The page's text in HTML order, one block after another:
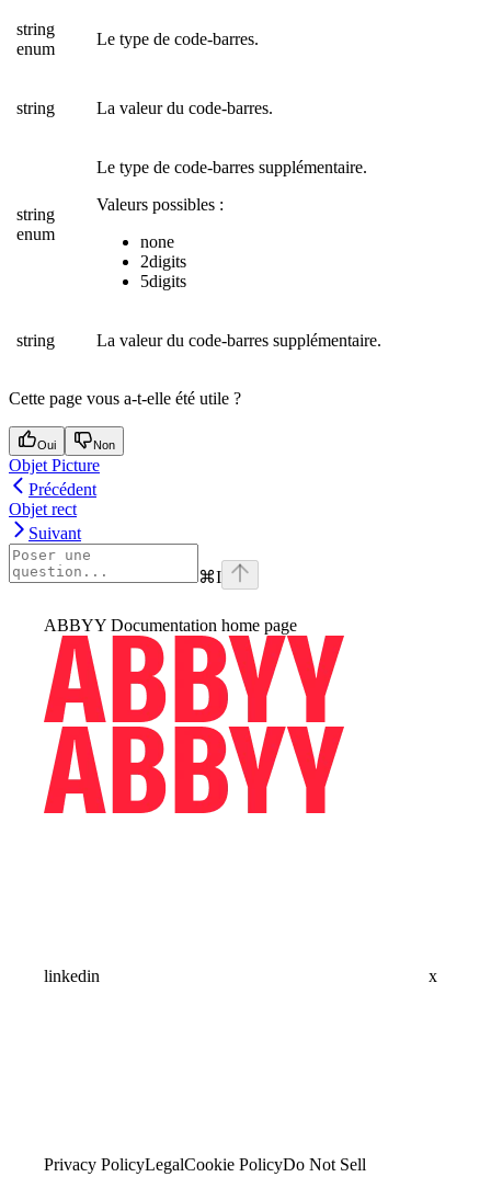
string
enum
Le type de code-barres.
string La valeur du code-barres.
string
enum
Le type de code-barres supplémentaire.
Valeurs possibles :
none
2digits
5digits
string La valeur du code-barres supplémentaire.
Cette page vous a-t-elle été utile ?
Oui Non
Objet Picture
Précédent
Objet rect
Suivant
⌘I
ABBYY Documentation home page
linkedin x
Privacy PolicyLegalCookie PolicyDo Not Sell